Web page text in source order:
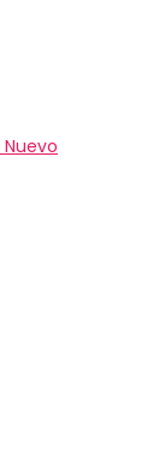
Nuevo